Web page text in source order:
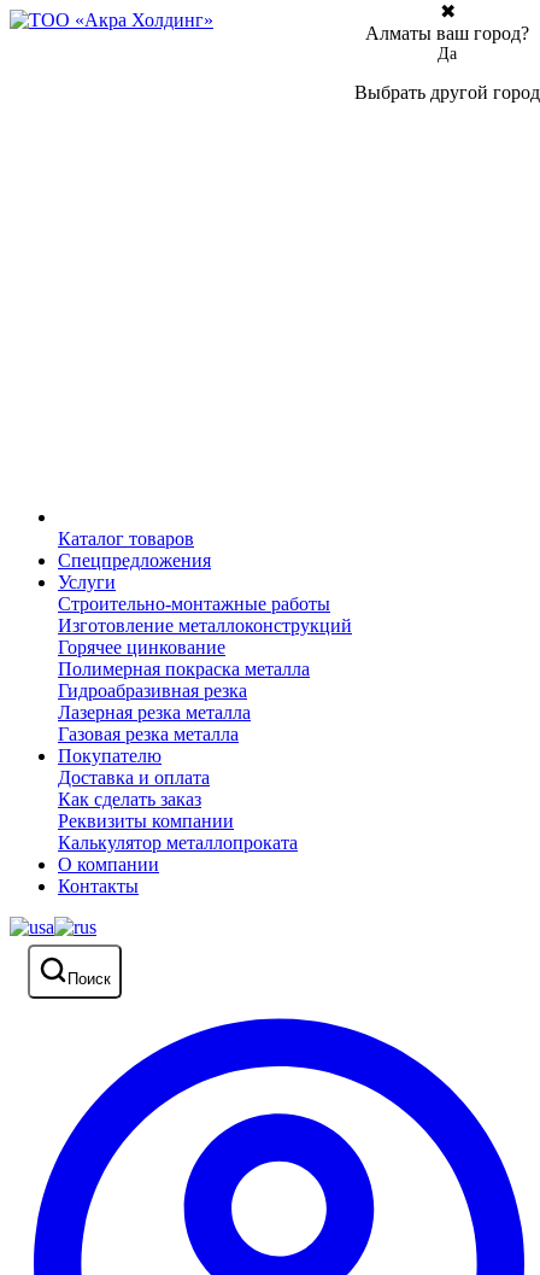
Каталог товаров
Спецпредложения
Услуги
Строительно-монтажные работы
Изготовление металлоконструкций
Горячее цинкование
Полимерная покраска металла
Гидроабразивная резка
Лазерная резка металла
Газовая резка металла
Покупателю
Доставка и оплата
Как сделать заказ
Реквизиты компании
Калькулятор металлопроката
О компании
Контакты
Поиск
✖
Алматы ваш город?
Да
Выбрать другой город